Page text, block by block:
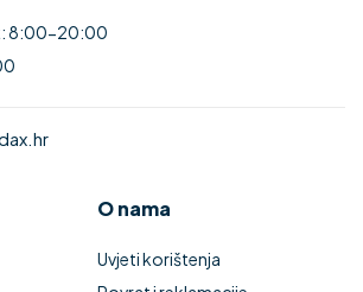
8:00-20:00
O nama
Uvjeti korištenja